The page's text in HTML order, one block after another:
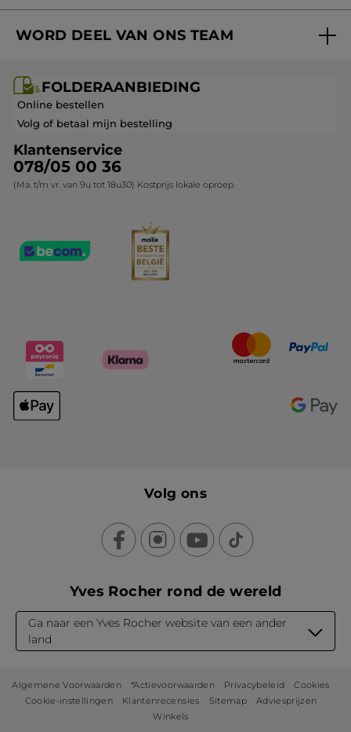
Cadeau-ideeën
Kerstcollectie
Mijn geschenken
Veelgestelde vragen
Contact opnemen
WORD DEEL VAN ONS TEAM
Franchisenemer of bedrijfsleider worden
FOLDERAANBIEDING
Online bestellen
Volg of betaal mijn bestelling
Klantenservice
078/05 00 36
(Ma. t/m vr. van 9u tot 18u30) Kostprijs lokale oproep
Volg ons
Yves Rocher rond de wereld
Ga naar een Yves Rocher website van een ander
land
Algemene Voorwaarden *Actievoorwaarden Privacybeleid
Cookies
Cookie-instellingen
Klantenrecensies Sitemap
Adviesprijzen
Winkels